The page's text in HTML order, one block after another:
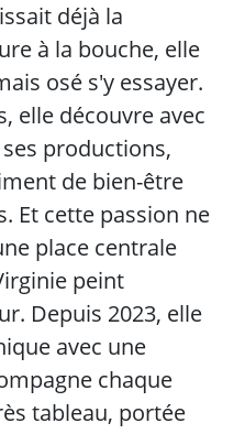
déjà la
à la bouche, elle
osé s'y essayer.
elle découvre avec
productions,
de bien-être
Et cette passion ne
place centrale
peint
Depuis 2023, elle
avec une
chaque
tableau, portée